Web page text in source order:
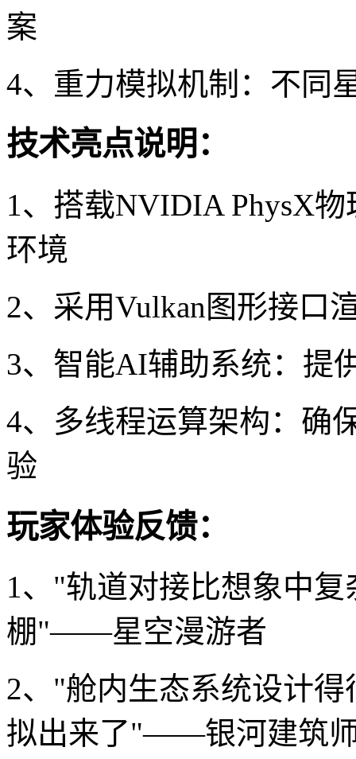
案
4、重力模拟机制：不同
技术亮点说明：
1、搭载NVIDIA PhysX
环境
2、采用Vulkan图形接口
3、智能AI辅助系统：提
4、多线程运算架构：确
验
玩家体验反馈：
1、"轨道对接比想象中
棚"——星空漫游者
2、"舱内生态系统设计
拟出来了"——银河建筑